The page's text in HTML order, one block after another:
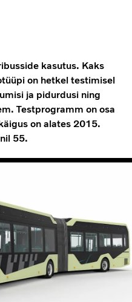
kasutus. Kaks
on hetkel testimisel
ja pidurdusi ning
Testprogramm on osa
on alates 2015.
55.